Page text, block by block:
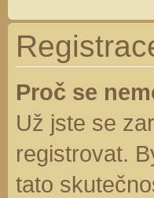
Proč se
Už jste se
registrovat.
tato